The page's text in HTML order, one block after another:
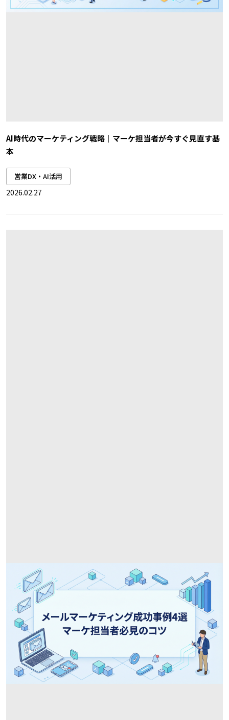
AI時代のマーケティング戦略｜マーケ担当者が今すぐ見直す基
本
営業DX・AI活用
2026.02.27